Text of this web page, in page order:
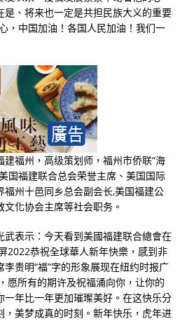
是、将来也一定是共担民族大义的重要
，中国加油！各国人民加油！我们一
福州，高级策划师，福州市侨联“海
国福建联合总会荣誉主席、美国国际
州十邑同乡总会副会长,美国福建公
化协会主席等社会职务。
武表示：今天看到美國福建联合總會在
2022恭祝全球華人新年快樂，感到非
贵明“福”字的形象展现在纽约时报广
愿所有的期许及祝福涌向你，让你的
一年比一年更加璀璨美好。在这快乐分
，美梦成真的时刻。新年快乐，虎年进